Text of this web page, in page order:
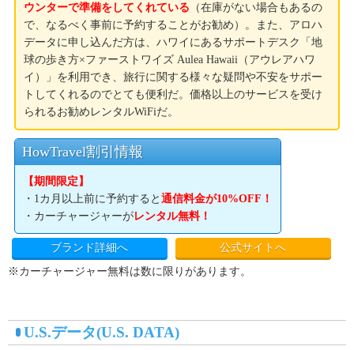
ウンターで準備をしてくれている （在庫がない場合もあるの
で、なるべく事前に予約することがお勧め）。また、アロハ
データに申し込んだ方は、ハワイにあるサポートデスク「地
球の歩き方×ファーストワイズ Aulea Hawaii（アウレアハワ
イ）」を利用でき、旅行に関する様々な疑問や不安をサポー
トしてくれるのでとても便利だ。価格以上のサービスを受け
られるお勧めレンタルWiFiだ。
HowTravel割引情報
【期間限定】
・1カ月以上前に予約すると通信料金が10%OFF！
・カーチャージャーがレンタル無料！
ブランド詳細へ
公式サイトへ
※カーチャージャー無料は数に限りがあります。
U.S.データ(U.S. DATA)